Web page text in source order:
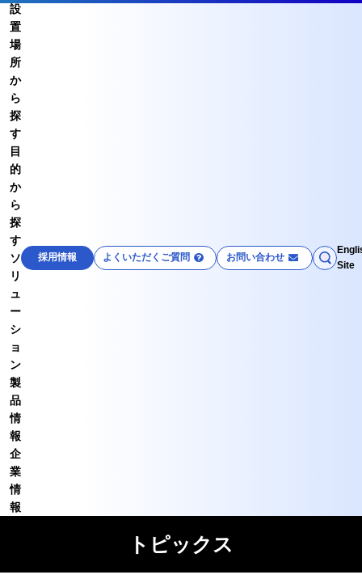
設
置
場
所
か
ら
探
す
目
的
か
ら
探
す
ソ
リ
ュ
ー
シ
ョ
ン
製
品
情
報
企
業
情
報
採用情報 よくいただくご質問 お問い合わせ
Site
トピックス